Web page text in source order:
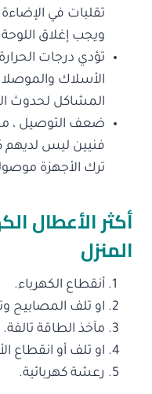
تقلبات في الإضاءة
ويجب إغلاق
تؤدي درجات
الأسلاك
المشاكل لحدوث
ضعف التوصيل ،
فنيين ليس لديهم
ترك الأجهزة
أكثر الأعطال
المنزل
أنقطاع الكهرباء.
او تلف المصابيح
مآخذ الطاقة تالفة.
او تلف أو انقطاع
رعشة كهربائية.